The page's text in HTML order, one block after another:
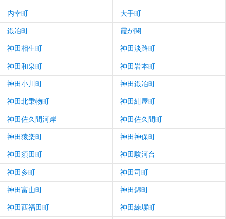
内幸町 大手町
鍛冶町 霞が関
神田相生町 神田淡路町
神田和泉町 神田岩本町
神田小川町 神田鍛冶町
神田北乗物町 神田紺屋町
神田佐久間河岸 神田佐久間町
神田猿楽町 神田神保町
神田須田町 神田駿河台
神田多町 神田司町
神田富山町 神田錦町
神田西福田町 神田練塀町